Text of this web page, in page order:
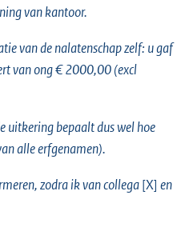
van kantoor.
van de nalatenschap zelf: u gaf
van ong € 2000,00 (excl
uitkering bepaalt dus wel hoe
alle erfgenamen).
zodra ik van collega[X] en